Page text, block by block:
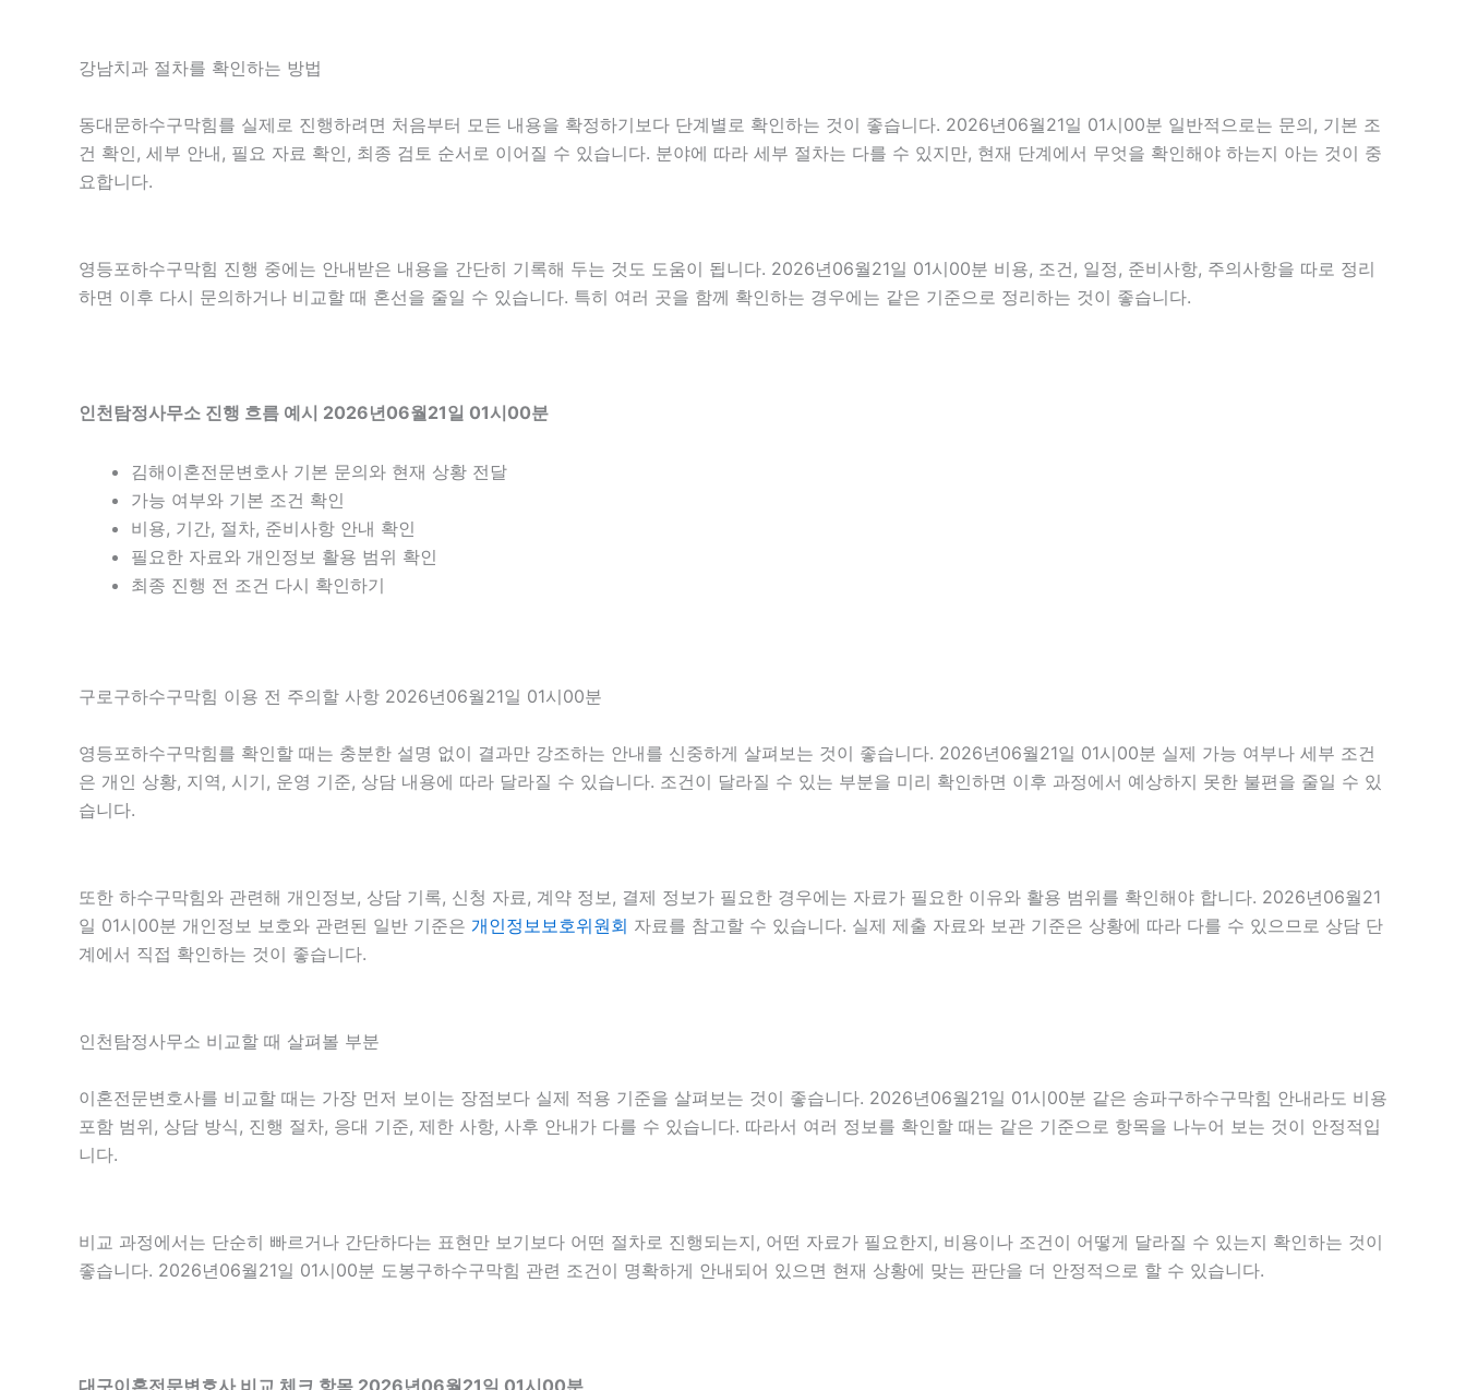
강남치과 절차를 확인하는 방법
동대문하수구막힘를 실제로 진행하려면 처음부터 모든 내용을 확정하기보다 단계별로 확인하는 것이 좋습니다. 2026년06월21일 01시00분 일반적으로는 문의, 기본 조
건 확인, 세부 안내, 필요 자료 확인, 최종 검토 순서로 이어질 수 있습니다. 분야에 따라 세부 절차는 다를 수 있지만, 현재 단계에서 무엇을 확인해야 하는지 아는 것이 중
요합니다.
영등포하수구막힘 진행 중에는 안내받은 내용을 간단히 기록해 두는 것도 도움이 됩니다. 2026년06월21일 01시00분 비용, 조건, 일정, 준비사항, 주의사항을 따로 정리
하면 이후 다시 문의하거나 비교할 때 혼선을 줄일 수 있습니다. 특히 여러 곳을 함께 확인하는 경우에는 같은 기준으로 정리하는 것이 좋습니다.
인천탐정사무소 진행 흐름 예시 2026년06월21일 01시00분
김해이혼전문변호사 기본 문의와 현재 상황 전달
가능 여부와 기본 조건 확인
비용, 기간, 절차, 준비사항 안내 확인
필요한 자료와 개인정보 활용 범위 확인
최종 진행 전 조건 다시 확인하기
구로구하수구막힘 이용 전 주의할 사항 2026년06월21일 01시00분
영등포하수구막힘를 확인할 때는 충분한 설명 없이 결과만 강조하는 안내를 신중하게 살펴보는 것이 좋습니다. 2026년06월21일 01시00분 실제 가능 여부나 세부 조건
은 개인 상황, 지역, 시기, 운영 기준, 상담 내용에 따라 달라질 수 있습니다. 조건이 달라질 수 있는 부분을 미리 확인하면 이후 과정에서 예상하지 못한 불편을 줄일 수 있
습니다.
또한 하수구막힘와 관련해 개인정보, 상담 기록, 신청 자료, 계약 정보, 결제 정보가 필요한 경우에는 자료가 필요한 이유와 활용 범위를 확인해야 합니다. 2026년06월21
일 01시00분 개인정보 보호와 관련된 일반 기준은 개인정보보호위원회 자료를 참고할 수 있습니다. 실제 제출 자료와 보관 기준은 상황에 따라 다를 수 있으므로 상담 단
계에서 직접 확인하는 것이 좋습니다.
인천탐정사무소 비교할 때 살펴볼 부분
이혼전문변호사를 비교할 때는 가장 먼저 보이는 장점보다 실제 적용 기준을 살펴보는 것이 좋습니다. 2026년06월21일 01시00분 같은 송파구하수구막힘 안내라도 비용
포함 범위, 상담 방식, 진행 절차, 응대 기준, 제한 사항, 사후 안내가 다를 수 있습니다. 따라서 여러 정보를 확인할 때는 같은 기준으로 항목을 나누어 보는 것이 안정적입
니다.
비교 과정에서는 단순히 빠르거나 간단하다는 표현만 보기보다 어떤 절차로 진행되는지, 어떤 자료가 필요한지, 비용이나 조건이 어떻게 달라질 수 있는지 확인하는 것이
좋습니다. 2026년06월21일 01시00분 도봉구하수구막힘 관련 조건이 명확하게 안내되어 있으면 현재 상황에 맞는 판단을 더 안정적으로 할 수 있습니다.
대구이혼전문변호사 비교 체크 항목 2026년06월21일 01시00분